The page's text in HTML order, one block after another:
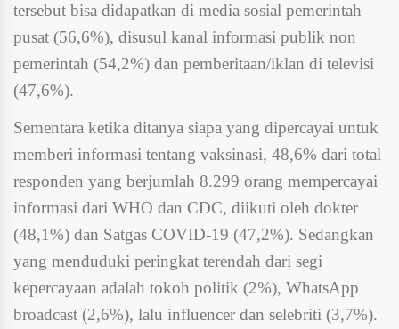
tersebut bisa didapatkan di media sosial pemerintah
pusat (56,6%), disusul kanal informasi publik non
pemerintah (54,2%) dan pemberitaan/iklan di televisi
(47,6%).
Sementara ketika ditanya siapa yang dipercayai untuk
memberi informasi tentang vaksinasi, 48,6% dari total
responden yang berjumlah 8.299 orang mempercayai
informasi dari WHO dan CDC, diikuti oleh dokter
(48,1%) dan Satgas COVID-19 (47,2%). Sedangkan
yang menduduki peringkat terendah dari segi
kepercayaan adalah tokoh politik (2%), WhatsApp
broadcast (2,6%), lalu influencer dan selebriti (3,7%).